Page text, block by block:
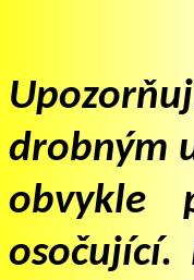
drobným
obvykle
osočující.